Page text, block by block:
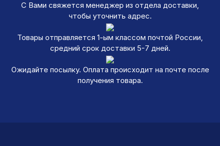
С Вами свяжется менеджер из отдела доставки,
чтобы уточнить адрес.
Товары отправляется 1-ым классом почтой России,
средний срок доставки 5-7 дней.
Ожидайте посылку. Оплата происходит на почте после
получения товара.